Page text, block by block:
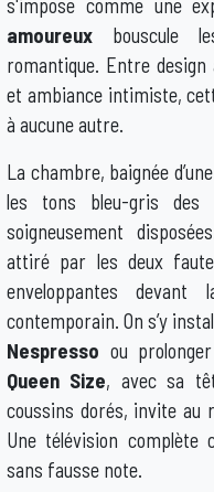
s'impose comme une
amoureux bouscule
romantique. Entre
et ambiance intimiste,
à aucune autre.
La chambre, baignée
les tons bleu-gris des
soigneusement
attiré par les deux
enveloppantes
contemporain. On s’y
Nespresso ou
Queen Size, avec sa
coussins dorés, invite au
Une télévision
sans fausse note.